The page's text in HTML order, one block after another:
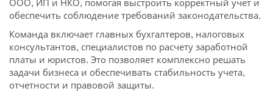
ООО, ИП и НКО, помогая выстроить корректный учет и
обеспечить соблюдение требований законодательства.
Команда включает главных бухгалтеров, налоговых
консультантов, специалистов по расчету заработной
платы и юристов. Это позволяет комплексно решать
задачи бизнеса и обеспечивать стабильность учета,
отчетности и правовой защиты.